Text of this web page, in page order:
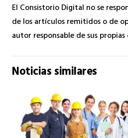
El Consistorio Digital no se
de los artículos remitidos o de
autor responsable de sus
Noticias similares